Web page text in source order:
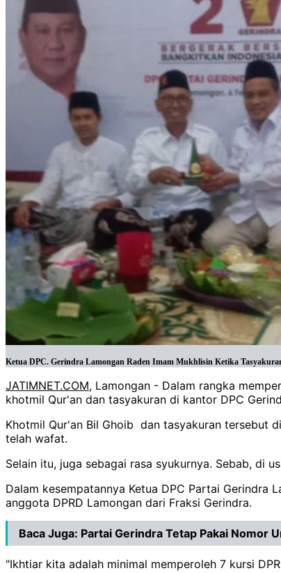
Ketua DPC. Gerindra Lamongan Raden Imam Mukhlisin Ketika
JATIMNET.COM, Lamongan - Dalam rangka
khotmil Qur'an dan tasyakuran di kantor DPC
Khotmil Qur'an Bil Ghoib dan tasyakuran tersebut
telah wafat.
Selain itu, juga sebagai rasa syukurnya. Sebab, di
Dalam kesempatannya Ketua DPC Partai Gerindra
anggota DPRD Lamongan dari Fraksi Gerindra.
Baca Juga: Partai Gerindra Tetap Pakai Nomor
"Ikhtiar kita adalah minimal memperoleh 7 kursi